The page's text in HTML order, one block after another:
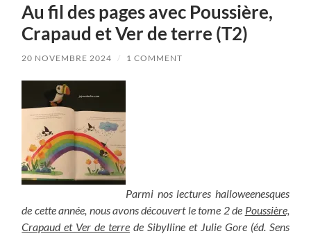
Au fil des pages avec Poussière,
Crapaud et Ver de terre (T2)
20 NOVEMBRE 2024 / 1 COMMENT
Parmi nos lectures halloweenesques
de cette année, nous avons découvert le tome 2 de Poussière,
Crapaud et Ver de terre de Sibylline et Julie Gore (éd. Sens